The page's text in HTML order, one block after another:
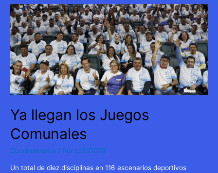
Ya llegan los Juegos
Comunales
Cundinamarca / Por c2521078
Un total de diez disciplinas en 116 escenarios deportivos